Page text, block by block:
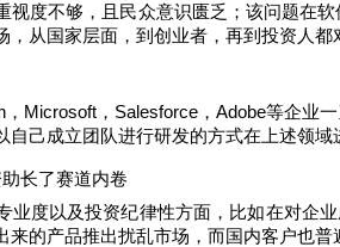
视度不够 ， 且民众意识匮乏；该问题在
，从国家层面，到创业者，再到投资人
， Microsoft， Salesforce ，Adobe等企业
自己成立团队进行研发的方式在上述领
长了赛道内卷
业度以及投资纪律性方面，比如在对企
来的产品推出扰乱市场，而国内客户也普